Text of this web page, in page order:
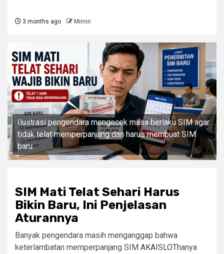
3 months ago Mimin
Ilustrasi pengendara mengecek masa berlaku SIM agar
tidak telat memperpanjang dan harus membuat SIM
baru.
SIM Mati Telat Sehari Harus
Bikin Baru, Ini Penjelasan
Aturannya
Banyak pengendara masih menganggap bahwa
keterlambatan memperpanjang SIM AKAISLOThanya